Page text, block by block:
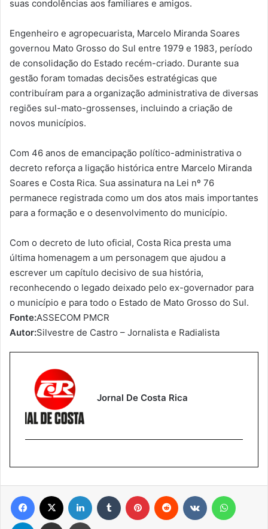
suas condolências aos familiares e amigos.
Engenheiro e agropecuarista, Marcelo Miranda Soares
governou Mato Grosso do Sul entre 1979 e 1983, período
de consolidação do Estado recém-criado. Durante sua
gestão foram tomadas decisões estratégicas que
contribuíram para a organização administrativa de diversas
regiões sul-mato-grossenses, incluindo a criação de
novos municípios.
Com 46 anos de emancipação político-administrativa o
decreto reforça a ligação histórica entre Marcelo Miranda
Soares e Costa Rica. Sua assinatura na Lei nº 76
permanece registrada como um dos atos mais importantes
para a formação e o desenvolvimento do município.
Com o decreto de luto oficial, Costa Rica presta uma
última homenagem a um personagem que ajudou a
escrever um capítulo decisivo de sua história,
reconhecendo o legado deixado pelo ex-governador para
o município e para todo o Estado de Mato Grosso do Sul.
Fonte:ASSECOM PMCR
Autor:Silvestre de Castro – Jornalista e Radialista
Jornal De Costa Rica
Facebook Linkedin Tumblr Pinterest Reddit
Telegram Compartilhar via e-mail Imprimir